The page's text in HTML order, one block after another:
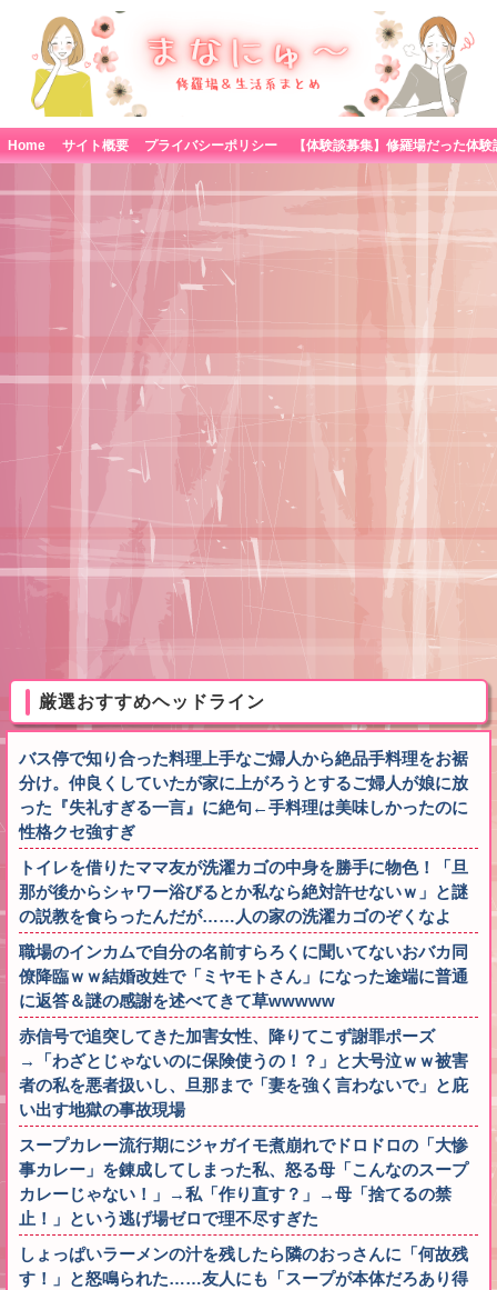
Home サイト概要 プライバシーポリシー
厳選おすすめヘッドライン
バス停で知り合った料理上手なご婦人から絶品手料理をお裾
分け。仲良くしていたが家に上がろうとするご婦人が娘に放
った『失礼すぎる一言』に絶句←手料理は美味しかったのに
性格クセ強すぎ
トイレを借りたママ友が洗濯カゴの中身を勝手に物色！「旦
那が後からシャワー浴びるとか私なら絶対許せないｗ」と謎
の説教を食らったんだが……人の家の洗濯カゴのぞくなよ
職場のインカムで自分の名前すらろくに聞いてないおバカ同
僚降臨ｗｗ結婚改姓で「ミヤモトさん」になった途端に普通
に返答＆謎の感謝を述べてきて草wwwww
赤信号で追突してきた加害女性、降りてこず謝罪ポーズ
→「わざとじゃないのに保険使うの！？」と大号泣ｗｗ被害
者の私を悪者扱いし、旦那まで「妻を強く言わないで」と庇
い出す地獄の事故現場
スープカレー流行期にジャガイモ煮崩れでドロドロの「大惨
事カレー」を錬成してしまった私、怒る母「こんなのスープ
カレーじゃない！」→私「作り直す？」→母「捨てるの禁
止！」という逃げ場ゼロで理不尽すぎた
しょっぱいラーメンの汁を残したら隣のおっさんに「何故残
す！」と怒鳴られた……友人にも「スープが本体だろあり得